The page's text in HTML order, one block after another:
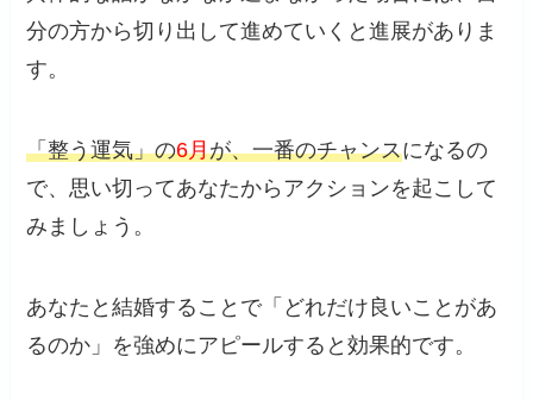
分の方から切り出して進めていくと進展がありま
す。
「整う運気」の6月が、一番のチャンスになるの
で、思い切ってあなたからアクションを起こして
みましょう。
あなたと結婚することで「どれだけ良いことがあ
るのか」を強めにアピールすると効果的です。